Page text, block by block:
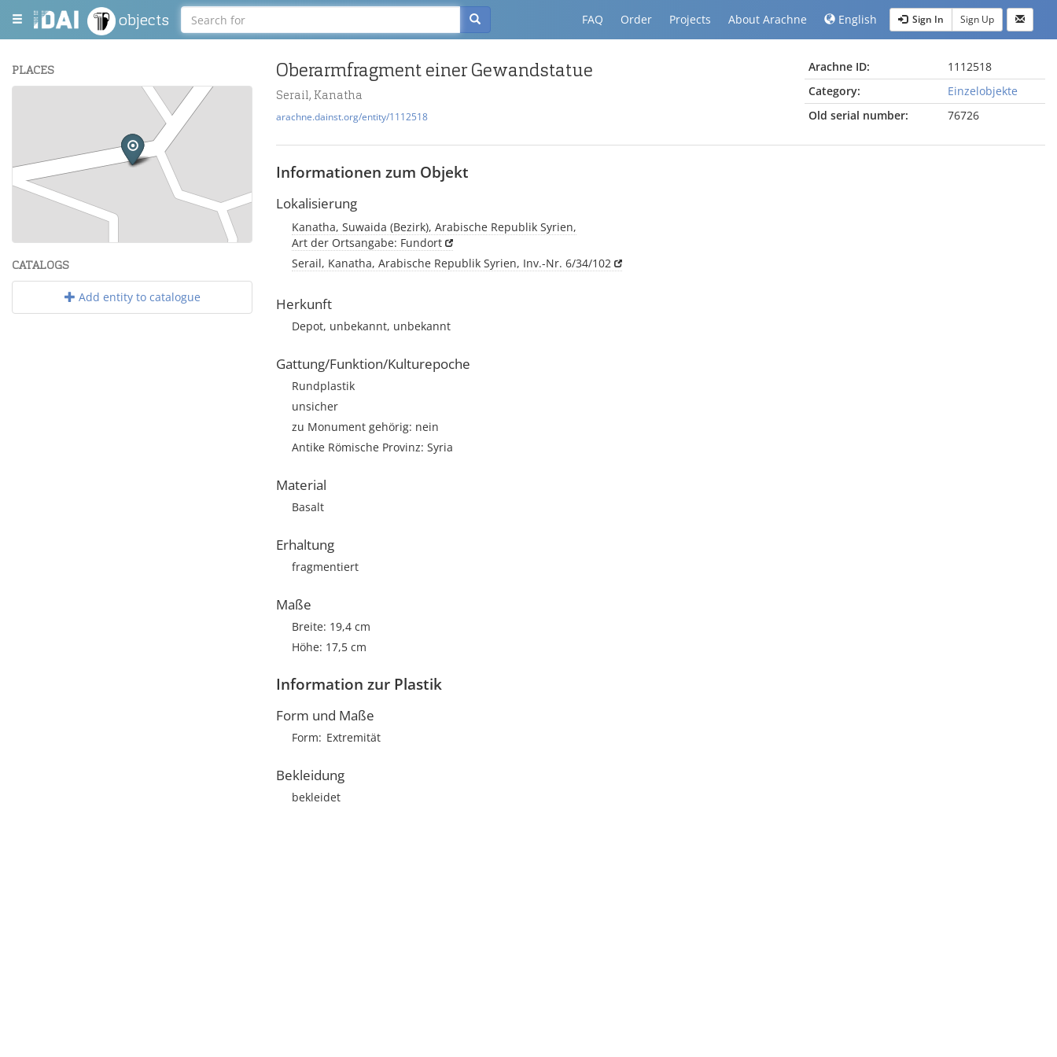
objects FAQ Order Projects About Arachne English Sign In Sign Up
PLACES
OpenStreetMap
CATALOGS
Add entity to catalogue
Oberarmfragment einer Gewandstatue
Serail, Kanatha
arachne.dainst.org/entity/1112518
Arachne ID:
1112518
Category:
Einzelobjekte
Old serial number:
76726
Informationen zum Objekt
Lokalisierung
Kanatha, Suwaida (Bezirk), Arabische Republik Syrien,
Art der Ortsangabe: Fundort
Serail, Kanatha, Arabische Republik Syrien, Inv.-Nr. 6/34/102
Herkunft
Depot, unbekannt, unbekannt
Gattung/Funktion/Kulturepoche
Rundplastik
unsicher
zu Monument gehörig: nein
Antike Römische Provinz: Syria
Material
Basalt
Erhaltung
fragmentiert
Maße
Breite: 19,4 cm
Höhe: 17,5 cm
Information zur Plastik
Form und Maße
Form Extremität
Bekleidung
bekleidet